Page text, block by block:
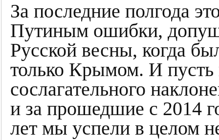
За последние полгода
Путиным ошибки,
Русской весны, когда
только Крымом. И пусть
сослагательного
и за прошедшие с 2014
лет мы успели в целом